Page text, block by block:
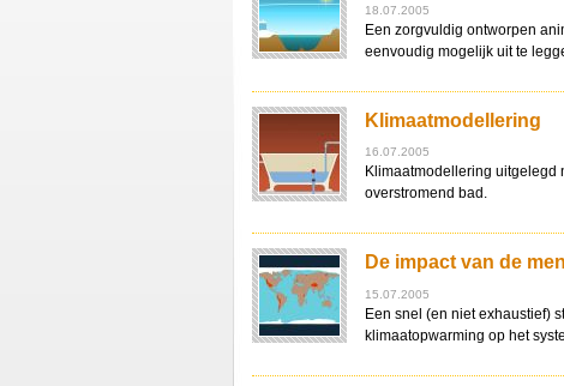
18.07.2005
Een zorgvuldig ontworpen
eenvoudig mogelijk uit te
Klimaatmodellering
16.07.2005
Klimaatmodellering uitgelegd
overstromend bad.
De impact van de
15.07.2005
Een snel (en niet exhaustief)
klimaatopwarming op het